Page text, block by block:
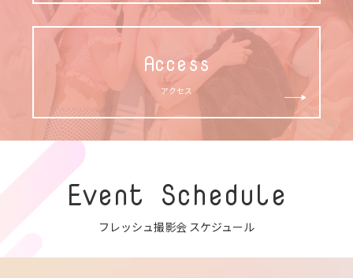
Access
アクセス
Event Schedule
フレッシュ撮影会 スケジュール